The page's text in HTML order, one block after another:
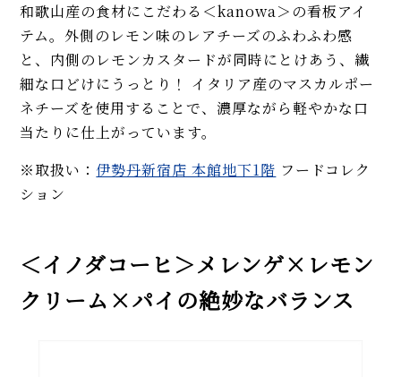
和歌山産の食材にこだわる＜kanowa＞の看板アイ
テム。外側のレモン味のレアチーズのふわふわ感
と、内側のレモンカスタードが同時にとけあう、繊
細な口どけにうっとり！ イタリア産のマスカルポー
ネチーズを使用することで、濃厚ながら軽やかな口
当たりに仕上がっています。
※取扱い： 伊勢丹新宿店 本館地下1階 フードコレク
ション
＜イノダコーヒ＞メレンゲ×レモン
クリーム×パイの絶妙なバランス